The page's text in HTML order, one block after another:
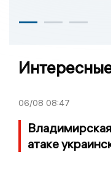
06/08 08:47
атаке